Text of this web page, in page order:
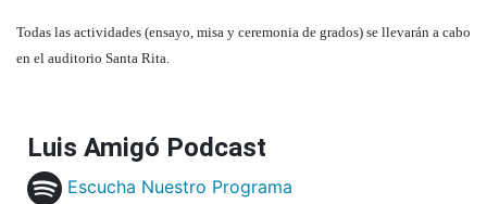
Todas las actividades (ensayo, misa y ceremonia de grados) se llevarán a cabo
en el auditorio Santa Rita.
Luis Amigó Podcast
Escucha Nuestro Programa